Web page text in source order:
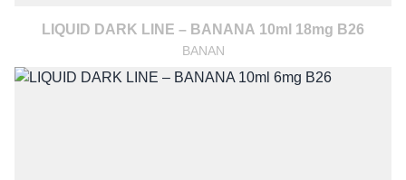
LIQUID DARK LINE – BANANA 10ml 18mg B26
BANAN